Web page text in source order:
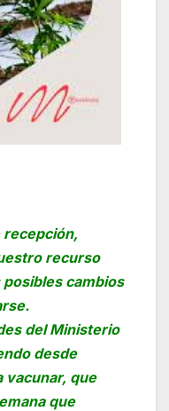
recepción,
recurso
cambios
del Ministerio
desde
vacunar, que
que